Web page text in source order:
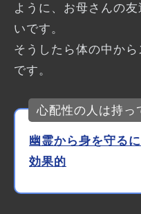
ように、お母さんの
いです。
そうしたら体の中か
です。
心配性の人は持っ
幽霊から身を守る
効果的